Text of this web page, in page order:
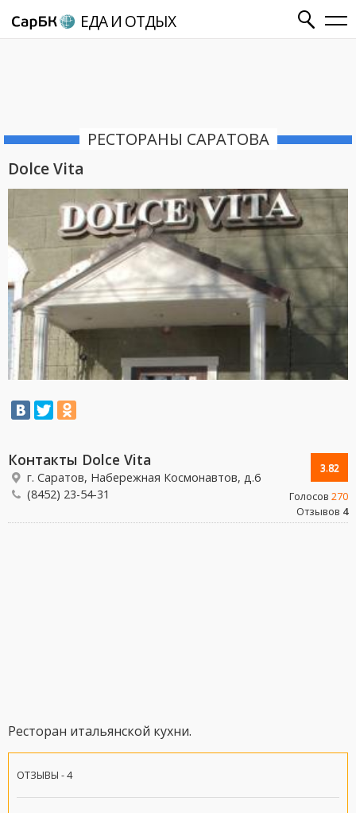
ЕДА И ОТДЫХ
РЕСТОРАНЫ САРАТОВА
Dolce Vita
3.82
Голосов 270
Отзывов 4
Контакты Dolce Vita
г. Саратов, Набережная Космонавтов, д.6
(8452) 23-54-31
Ресторан итальянской кухни.
ОТЗЫВЫ - 4